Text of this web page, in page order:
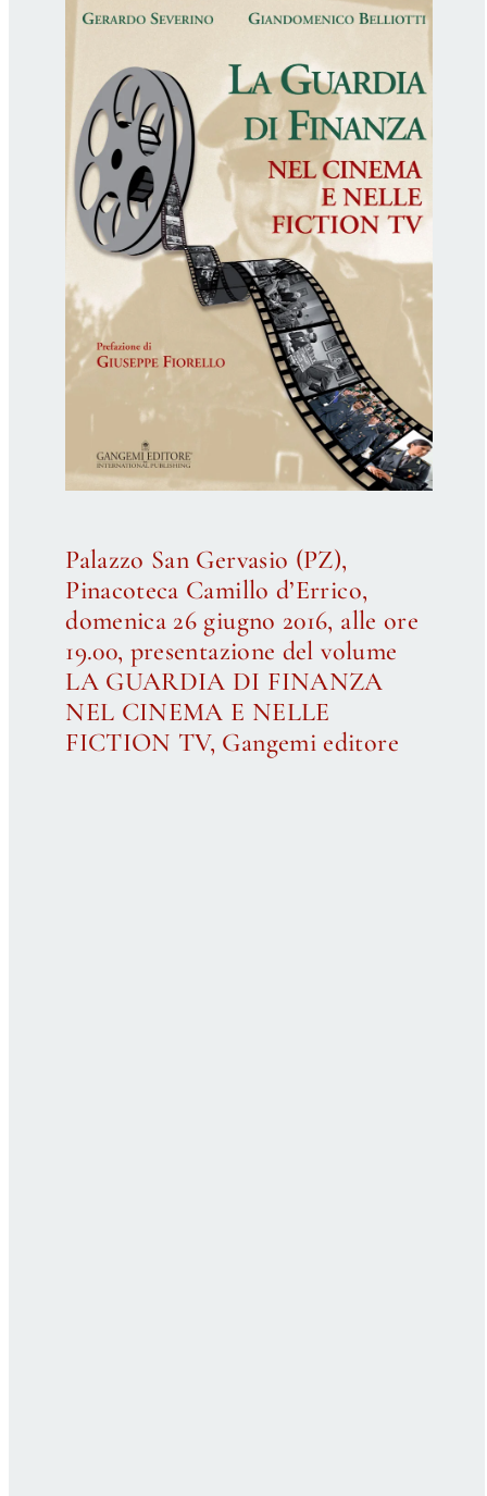
Gangemi Editore
Newsletter
Palazzo San Gervasio (PZ),
Pinacoteca Camillo d’Errico,
domenica 26 giugno 2016, alle ore
19.00, presentazione del volume
LA GUARDIA DI FINANZA
NEL CINEMA E NELLE
FICTION TV, Gangemi editore